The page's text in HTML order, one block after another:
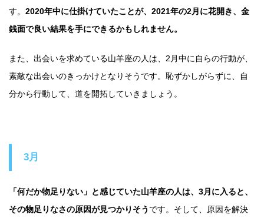
す。 2020年中に仕掛けていたことが、2021年の2月に花開き、金
銭面で良い結果を手にできるかもしれません。
また、出会いを求めている山羊座の人は、2月中に自らの行動が、
素敵な出会いのきっかけとなりそうです。恥ずかしがらずに、自
分から行動して、道を開拓していきましょう。
3月
「何だか物足りない」と感じていた山羊座の人は、3月に入ると、
その物足りなさの原因が見つかりそう です。そして、原因を解決